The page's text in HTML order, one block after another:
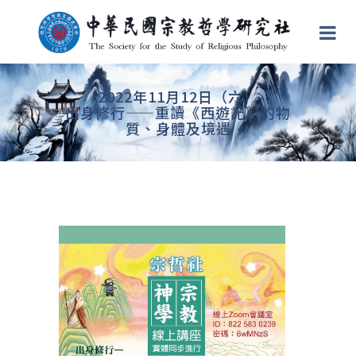
2022年11月12日（六）
出身修行——重讀《西遊記》的物
質、身體及境遇